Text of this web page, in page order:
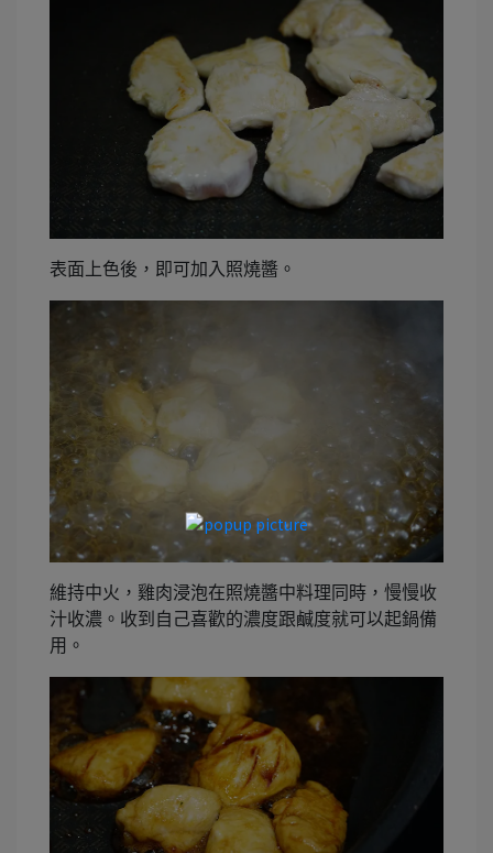
表面上色後，即可加入照燒醬。
維持中火，雞肉浸泡在照燒醬中料理同時，慢慢收
汁收濃。收到自己喜歡的濃度跟鹹度就可以起鍋備
用。